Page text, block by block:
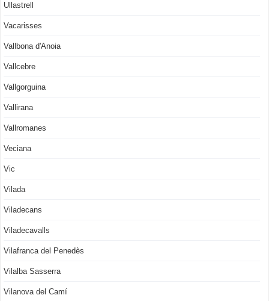
Ullastrell
Vacarisses
Vallbona d'Anoia
Vallcebre
Vallgorguina
Vallirana
Vallromanes
Veciana
Vic
Vilada
Viladecans
Viladecavalls
Vilafranca del Penedès
Vilalba Sasserra
Vilanova del Camí